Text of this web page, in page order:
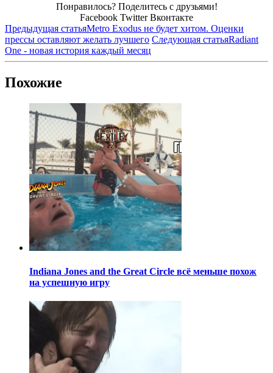
Понравилось? Поделитесь с друзьями!
Facebook Twitter Вконтакте
Предыдущая статьяMetro Exodus не будет хитом. Оценки
прессы оставляют желать лучшего Следующая статьяRadiant
One - новая история каждый месяц
Похожие
Indiana Jones and the Great Circle всё меньше похож
на успешную игру